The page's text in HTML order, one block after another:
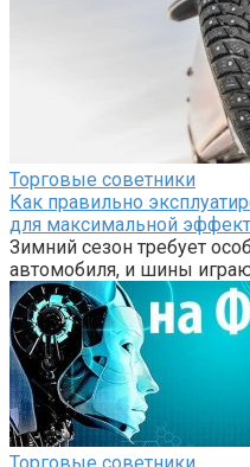
Торговые советники
Как правильно
для максимальной
Зимний сезон требует
автомобиля, и шины